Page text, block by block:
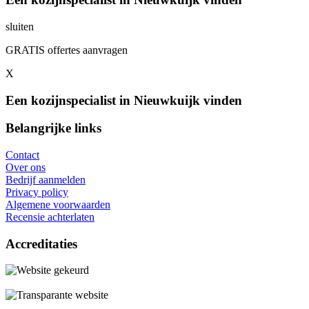
sluiten
GRATIS offertes aanvragen
X
Een kozijnspecialist in Nieuwkuijk vinden
Belangrijke links
Contact
Over ons
Bedrijf aanmelden
Privacy policy
Algemene voorwaarden
Recensie achterlaten
Accreditaties